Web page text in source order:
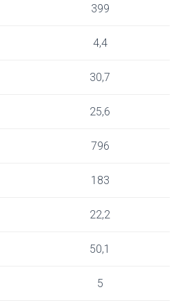
399
4,4
30,7
25,6
796
183
22,2
50,1
5